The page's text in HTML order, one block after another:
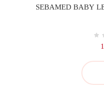
SEBAMED BABY